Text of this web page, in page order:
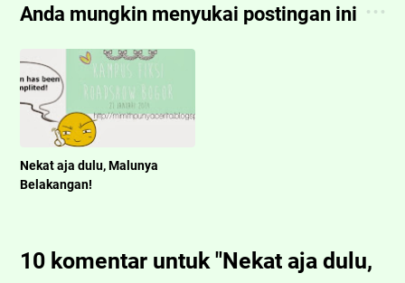
Anda mungkin menyukai postingan ini
Nekat aja dulu, Malunya
Belakangan!
10 komentar untuk "Nekat aja dulu,